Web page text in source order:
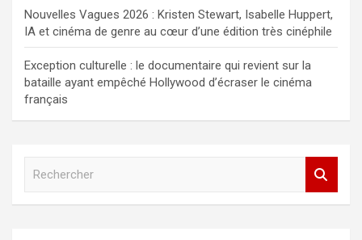
Nouvelles Vagues 2026 : Kristen Stewart, Isabelle Huppert,
IA et cinéma de genre au cœur d’une édition très cinéphile
Exception culturelle : le documentaire qui revient sur la
bataille ayant empêché Hollywood d’écraser le cinéma
français